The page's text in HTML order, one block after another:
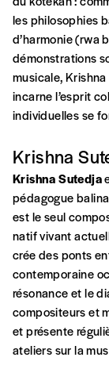
vous-
Cette
ou
manière,
de
En
Vous
cours
Vous
revue
Vous
Vous
2190
la
les philosophies
d’harmonie (rwa
démonstrations
musicale,
incarne l’esprit
individuelles se
Krishna
Krishna Sutedja
pédagogue
est le seul
natif vivant
crée des ponts
contemporaine
résonance et le
compositeurs et
et présente
ateliers sur la